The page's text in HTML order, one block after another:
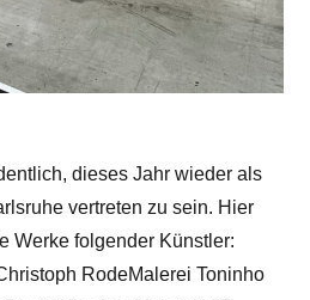
dieses Jahr wieder als
vertreten zu sein. Hier
Werke folgender Künstler:
RodeMalerei Toninho